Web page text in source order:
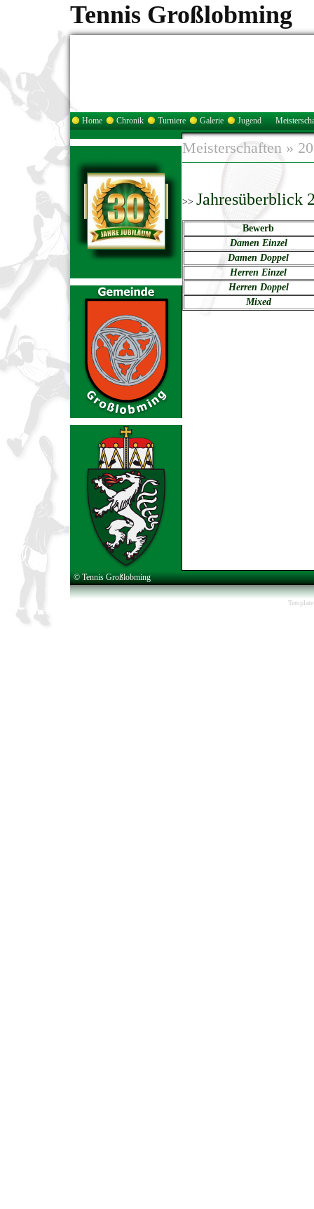
Tennis Großlobming
Home Chronik Turniere Galerie Jugend
Meisterschaften »
>> Jahresüberblick
Bewerb
Damen Einzel
Damen Doppel
Herren Einzel
Herren Doppel
Mixed
© Tennis Großlobming